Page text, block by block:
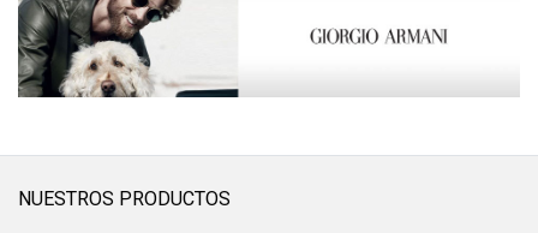
NUESTROS PRODUCTOS